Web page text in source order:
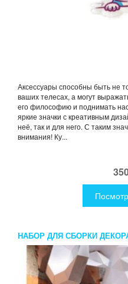
Аксессуары способны быть не
ваших телесах, а могут
его философию и поднимать
яркие значки с креативным
неё, так и для него. С таким
внимания! Ку...
НАБОР ДЛЯ СБОРКИ